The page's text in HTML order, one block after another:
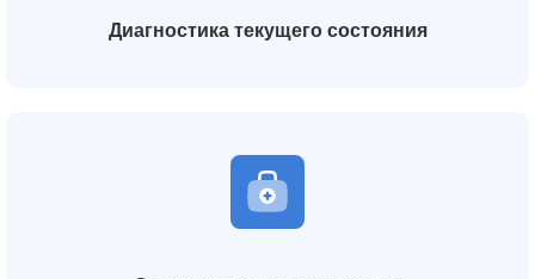
Диагностика текущего состояния